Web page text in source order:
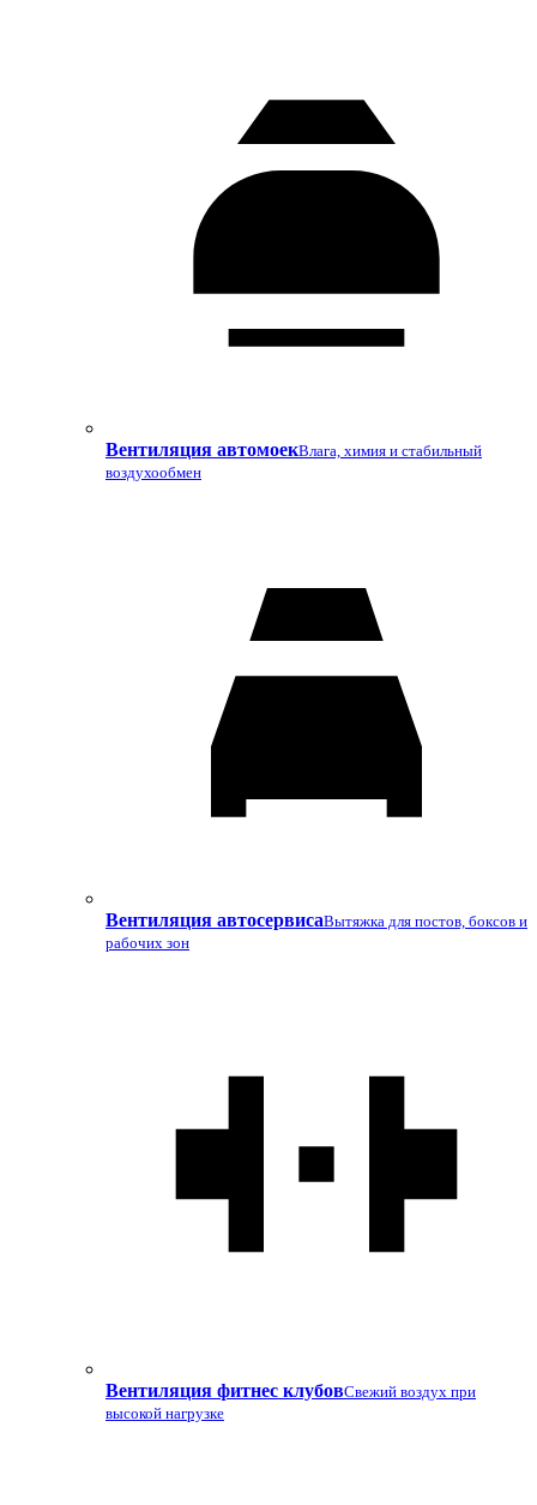
Вентиляция автомоекВлага, химия и стабильный
воздухообмен
Вентиляция автосервисаВытяжка для постов, боксов и
рабочих зон
Вентиляция фитнес клубовСвежий воздух при
высокой нагрузке